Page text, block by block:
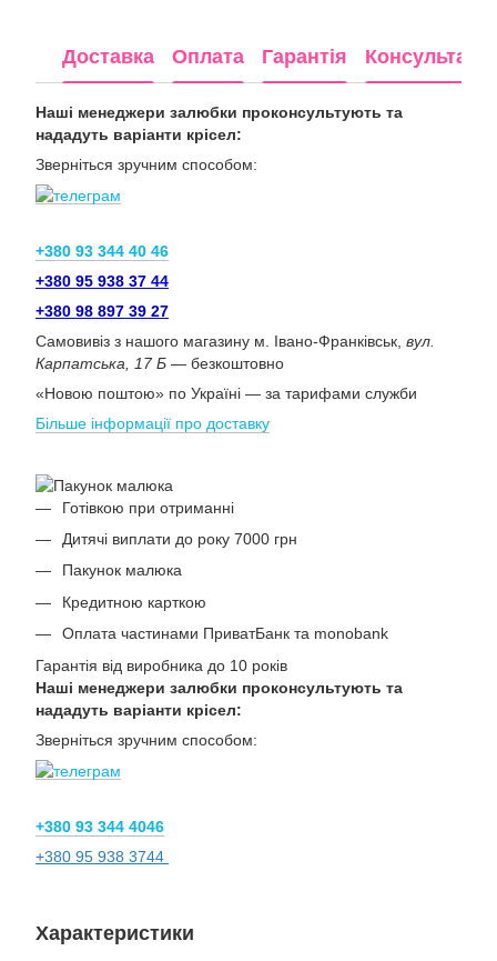
Доставка Оплата Гарантія Консультація
Наші менеджери залюбки проконсультують та
нададуть варіанти крісел:
Зверніться зручним способом:
+380 93 344 40 46
+380 95 938 37 44
+380 98 897 39 27
Самовивіз з нашого магазину м. Івано-Франківськ, вул.
Карпатська, 17 Б — безкоштовно
«Новою поштою» по Україні — за тарифами служби
Більше інформації про доставку
Готівкою при отриманні
Дитячі виплати до року 7000 грн
Пакунок малюка
Кредитною карткою
Оплата частинами ПриватБанк та monobank
Гарантія від виробника до 10 років
Наші менеджери залюбки проконсультують та
нададуть варіанти крісел:
Зверніться зручним способом:
+380 93 344 4046
+380 95 938 3744
Характеристики